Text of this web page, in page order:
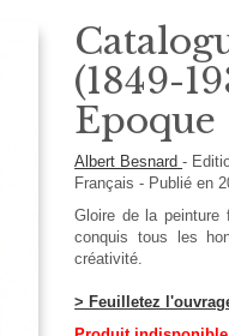
(1849-
Epoque
Albert Besnard-
Français- Publié en
Gloire de la peinture
conquis tous les
créativité.
> Feuilletez